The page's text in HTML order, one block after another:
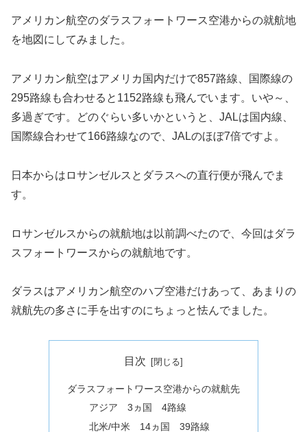
アメリカン航空のダラスフォートワース空港からの就航地
を地図にしてみました。
アメリカン航空はアメリカ国内だけで857路線、国際線の
295路線も合わせると1152路線も飛んでいます。いや～、
多過ぎです。どのぐらい多いかというと、JALは国内線、
国際線合わせて166路線なので、JALのほぼ7倍ですよ。
日本からはロサンゼルスとダラスへの直行便が飛んでま
す。
ロサンゼルスからの就航地は以前調べたので、今回はダラ
スフォートワースからの就航地です。
ダラスはアメリカン航空のハブ空港だけあって、あまりの
就航先の多さに手を出すのにちょっと怯んでました。
目次
ダラスフォートワース空港からの就航先
アジア 3ヵ国 4路線
北米/中米 14ヵ国 39路線